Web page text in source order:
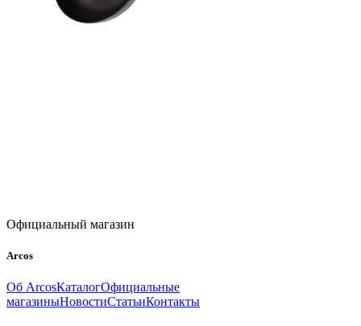
Официальный магазин
Arcos
Об ArcosКаталогОфициальные
магазиныНовостиСтатьиКонтакты